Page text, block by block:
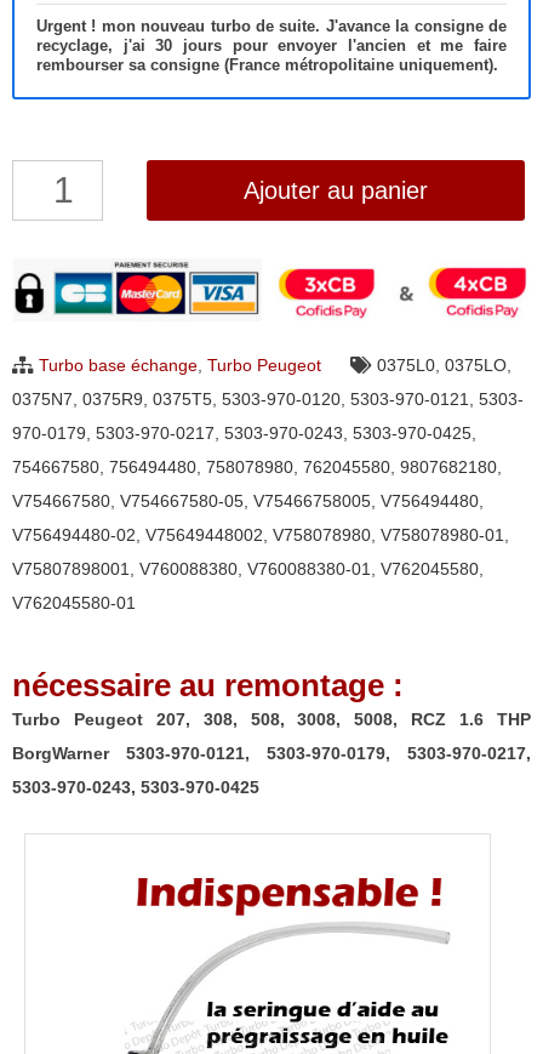
Urgent ! mon nouveau turbo de suite. J'avance la consigne de
recyclage, j'ai 30 jours pour envoyer l'ancien et me faire
rembourser sa consigne (France métropolitaine uniquement).
quantité
Peugeot
207,
508,
0121,
5303-
970-
0179,
Ajouter au panier
Turbo base échange, Turbo Peugeot 0375L0, 0375LO,
0375N7, 0375R9, 0375T5, 5303-970-0120, 5303-970-0121, 5303-
970-0179, 5303-970-0217, 5303-970-0243, 5303-970-0425,
754667580, 756494480, 758078980, 762045580, 9807682180,
V754667580, V754667580-05, V75466758005, V756494480,
V756494480-02, V75649448002, V758078980, V758078980-01,
V75807898001, V760088380, V760088380-01, V762045580,
V762045580-01
nécessaire au remontage :
Turbo Peugeot 207, 308, 508, 3008, 5008, RCZ 1.6 THP
BorgWarner 5303-970-0121, 5303-970-0179, 5303-970-0217,
5303-970-0243, 5303-970-0425